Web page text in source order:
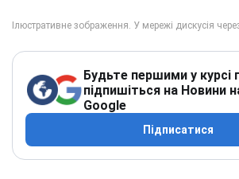
Будьте першими у курсі
підпишіться на Новини
Google
Підписатися